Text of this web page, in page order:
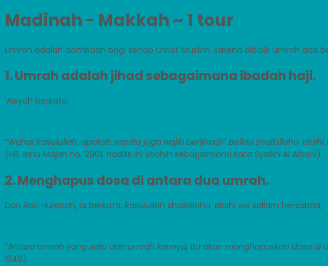
Madinah - Makkah ~ 1 tour
Umroh adalah dambaan bagi setiap umat Muslim, karena dibalik umroh ada
1. Umrah adalah jihad sebagaimana ibadah haji.
‘Aisyah berkata,
“Wahai Rasulullah, apakah wanita juga wajib berjihad?” Beliau shallallahu
(HR. Ibnu Majah no. 2901, hadits ini shahih sebagaimana kata Syaikh Al Albani).
2. Menghapus dosa di antara dua umrah.
Dari Abu Hurairah, ia berkata, Rasulullah shallallahu ‘alaihi wa sallam bersabda,
“Antara umrah yang satu dan umrah lainnya, itu akan menghapuskan dosa
1349).